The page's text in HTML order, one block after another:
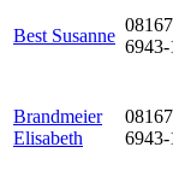
Best Susanne
08167
6943-
Brandmeier
Elisabeth
08167
6943-